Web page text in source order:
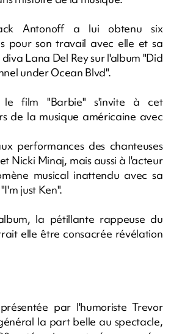
Antonoff a lui obtenu six
pour son travail avec elle et sa
Lana Del Rey sur l'album "Did
under Ocean Blvd".
le film "Barbie" s'invite à cet
de la musique américaine avec
performances des chanteuses
Nicki Minaj, mais aussi à l'acteur
musical inattendu avec sa
just Ken".
la pétillante rappeuse du
elle être consacrée révélation
par l'humoriste Trevor
la part belle au spectacle,